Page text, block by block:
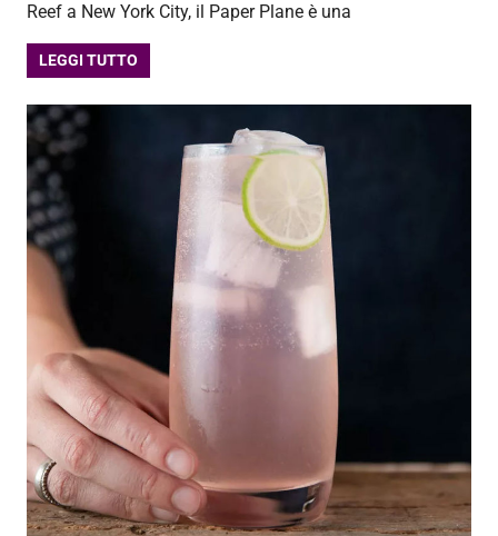
Reef a New York City, il Paper Plane è una
LEGGI TUTTO